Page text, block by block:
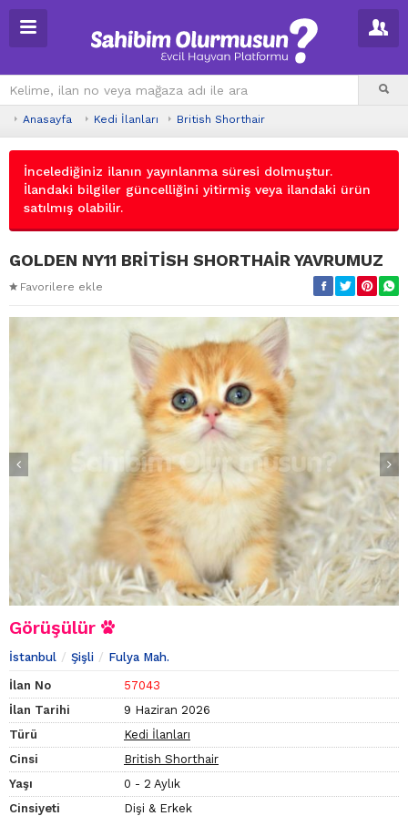
Anasayfa Kedi İlanları British Shorthair
İncelediğiniz ilanın yayınlanma süresi dolmuştur.
İlandaki bilgiler güncelliğini yitirmiş veya ilandaki ürün
satılmış olabilir.
GOLDEN NY11 BRİTİSH SHORTHAİR YAVRUMUZ
Favorilere ekle
Görüşülür
İstanbul Şişli Fulya Mah.
İlan No
57043
İlan Tarihi
9 Haziran 2026
Türü
Kedi İlanları
Cinsi
British Shorthair
Yaşı
0 - 2 Aylık
Cinsiyeti
Dişi & Erkek